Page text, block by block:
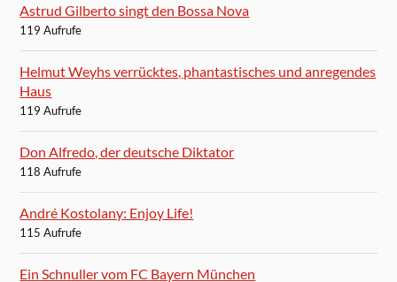
Astrud Gilberto singt den Bossa Nova
119 Aufrufe
Helmut Weyhs verrücktes, phantastisches und anregendes
Haus
119 Aufrufe
Don Alfredo, der deutsche Diktator
118 Aufrufe
André Kostolany: Enjoy Life!
115 Aufrufe
Ein Schnuller vom FC Bayern München